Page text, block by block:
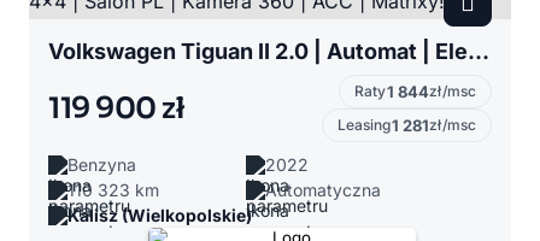
Volkswagen Tiguan II 2.0 | Automat | Elegance | 4x4 | Salon PL | Kamera 360 | ACC | Matrixy!
119 900 zł Raty1 844zł/msc
Leasing1 281zł/msc
Benzyna
2022
110 323 km
Automatyczna
Kalisz (Wielkopolskie)